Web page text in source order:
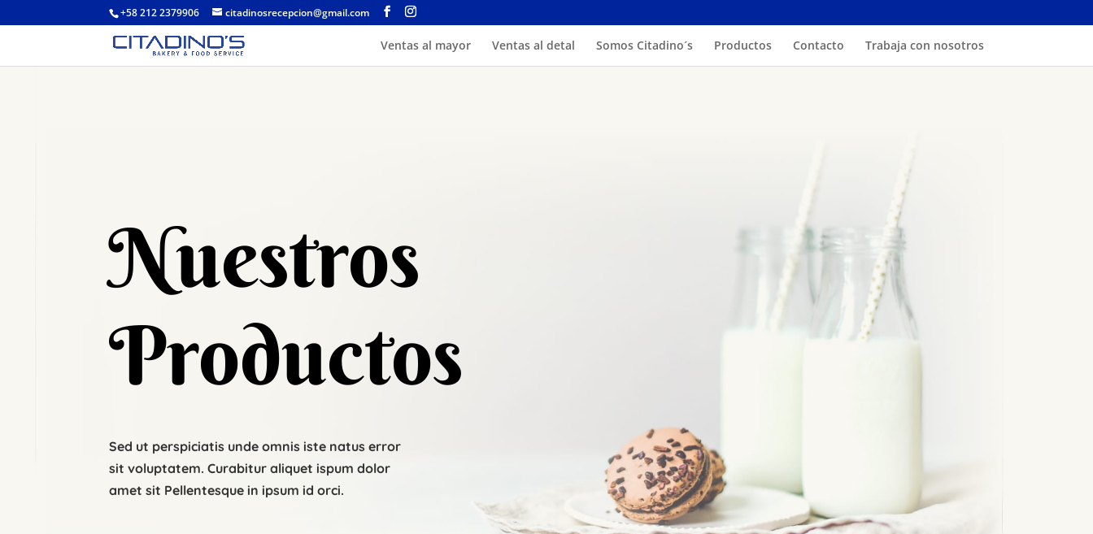
+58 212 2379906 citadinosrecepcion@gmail.com
Ventas al mayor Ventas al detal Somos Citadino´s Productos Contacto Trabaja con nosotros
Nuestros
Productos
Sed ut perspiciatis unde omnis iste natus error
sit voluptatem. Curabitur aliquet ispum dolor
amet sit Pellentesque in ipsum id orci.